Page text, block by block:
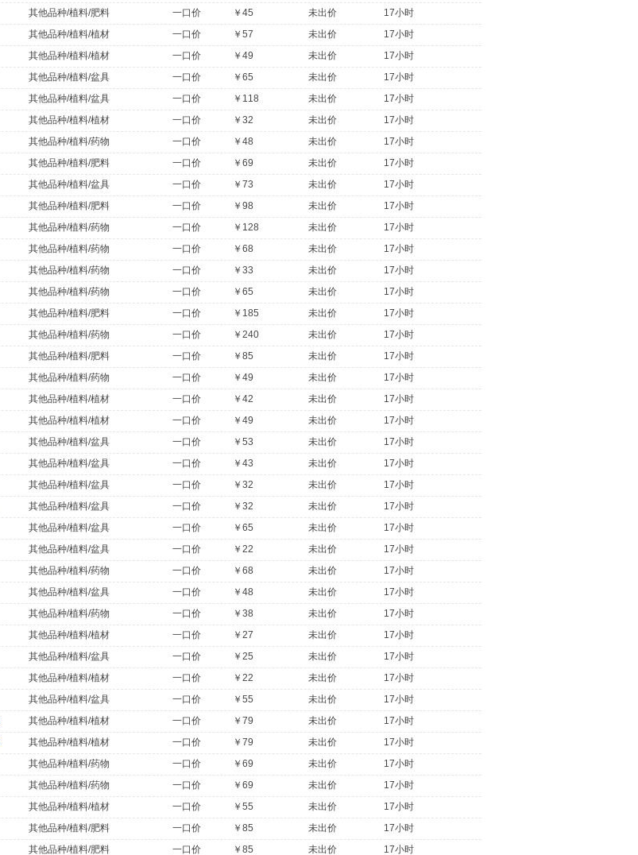
其他品种/植料/肥料 一口价 ￥45 未出价
17小时
其他品种/植料/植材 一口价 ￥57 未出价
17小时
其他品种/植料/植材 一口价 ￥49 未出价
17小时
其他品种/植料/盆具 一口价 ￥65 未出价
17小时
其他品种/植料/盆具 一口价 ￥118 未出价
17小时
其他品种/植料/植材 一口价 ￥32 未出价
17小时
其他品种/植料/药物 一口价 ￥48 未出价
17小时
其他品种/植料/肥料 一口价 ￥69 未出价
17小时
其他品种/植料/盆具 一口价 ￥73 未出价
17小时
其他品种/植料/肥料 一口价 ￥98 未出价
17小时
其他品种/植料/药物 一口价 ￥128 未出价
17小时
其他品种/植料/药物 一口价 ￥68 未出价
17小时
其他品种/植料/药物 一口价 ￥33 未出价
17小时
其他品种/植料/药物 一口价 ￥65 未出价
17小时
其他品种/植料/肥料 一口价 ￥185 未出价
17小时
其他品种/植料/药物 一口价 ￥240 未出价
17小时
其他品种/植料/肥料 一口价 ￥85 未出价
17小时
其他品种/植料/药物 一口价 ￥49 未出价
17小时
其他品种/植料/植材 一口价 ￥42 未出价
17小时
其他品种/植料/植材 一口价 ￥49 未出价
17小时
其他品种/植料/盆具 一口价 ￥53 未出价
17小时
其他品种/植料/盆具 一口价 ￥43 未出价
17小时
其他品种/植料/盆具 一口价 ￥32 未出价
17小时
其他品种/植料/盆具 一口价 ￥32 未出价
17小时
其他品种/植料/盆具 一口价 ￥65 未出价
17小时
其他品种/植料/盆具 一口价 ￥22 未出价
17小时
其他品种/植料/药物 一口价 ￥68 未出价
17小时
其他品种/植料/盆具 一口价 ￥48 未出价
17小时
其他品种/植料/药物 一口价 ￥38 未出价
17小时
其他品种/植料/植材 一口价 ￥27 未出价
17小时
其他品种/植料/盆具 一口价 ￥25 未出价
17小时
其他品种/植料/植材 一口价 ￥22 未出价
17小时
其他品种/植料/盆具 一口价 ￥55 未出价
17小时
其他品种/植料/植材 一口价 ￥79 未出价
17小时
其他品种/植料/植材 一口价 ￥79 未出价
17小时
其他品种/植料/药物 一口价 ￥69 未出价
17小时
其他品种/植料/药物 一口价 ￥69 未出价
17小时
其他品种/植料/植材 一口价 ￥55 未出价
17小时
其他品种/植料/肥料 一口价 ￥85 未出价
17小时
其他品种/植料/肥料 一口价 ￥85 未出价 17小时